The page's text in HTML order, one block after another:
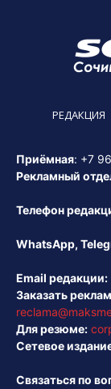
РЕДАКЦИЯ
Приёмная: +7
Рекламный
Телефон
WhatsApp,
Email редакции:
Заказать
Для резюме:
Сетевое
Связаться по